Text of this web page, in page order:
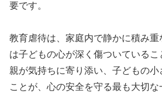
要です。
教育虐待は、家庭内で静かに積み
は子どもの心が深く傷ついているこ
親が気持ちに寄り添い、子どもの
ことが、心の安全を守る最も大切な